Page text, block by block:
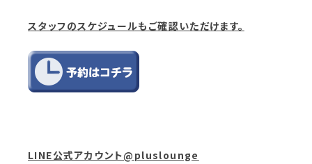
スタッフのスケジュールもご確認いただけます。
LINE公式アカウント@pluslounge